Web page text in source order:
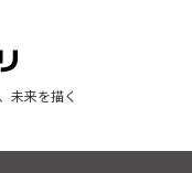
未来を描く